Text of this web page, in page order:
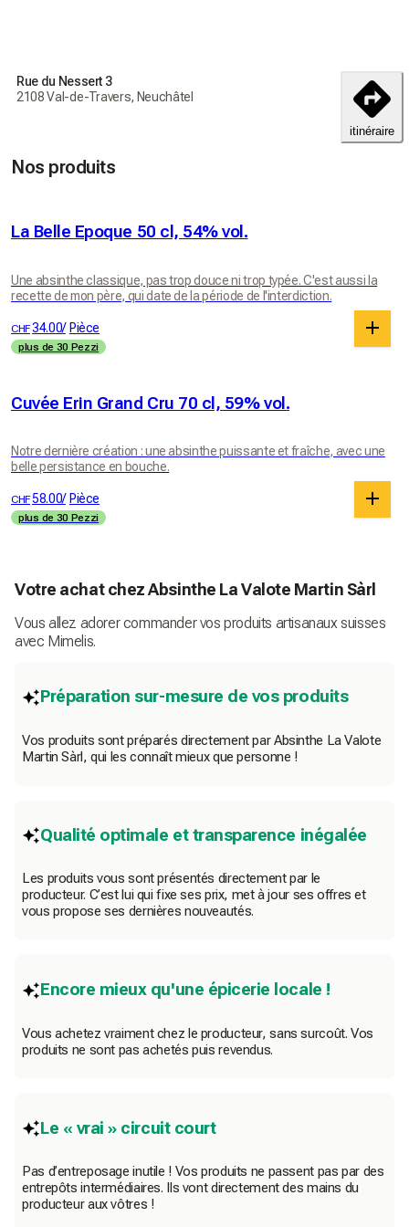
circuits courts d'approvisionnement, alcool Suisse, plantes
du Val-de-Travers, packaging local, ainsi que les coffrets
Rue du Nessert 3
2108 Val-de-Travers, Neuchâtel
itinéraire
Nos produits
La Belle Epoque 50 cl, 54% vol.
Une absinthe classique, pas trop douce ni trop typée. C'est aussi la
recette de mon père, qui date de la période de l'interdiction.
CHF34.00/ Pièce
plus de 30 Pezzi
Cuvée Erin Grand Cru 70 cl, 59% vol.
Notre dernière création : une absinthe puissante et fraîche, avec une
belle persistance en bouche.
CHF58.00/ Pièce
plus de 30 Pezzi
Votre achat chez Absinthe La Valote Martin Sàrl
Vous allez adorer commander vos produits artisanaux suisses
avec Mimelis.
Préparation sur-mesure de vos produits
Vos produits sont préparés directement par Absinthe La Valote
Martin Sàrl, qui les connaît mieux que personne !
Qualité optimale et transparence inégalée
Les produits vous sont présentés directement par le
producteur. C’est lui qui fixe ses prix, met à jour ses offres et
vous propose ses dernières nouveautés.
Encore mieux qu'une épicerie locale !
Vous achetez vraiment chez le producteur, sans surcoût. Vos
produits ne sont pas achetés puis revendus.
Le « vrai » circuit court
Pas d’entreposage inutile ! Vos produits ne passent pas par des
entrepôts intermédiaires. Ils vont directement des mains du
producteur aux vôtres !